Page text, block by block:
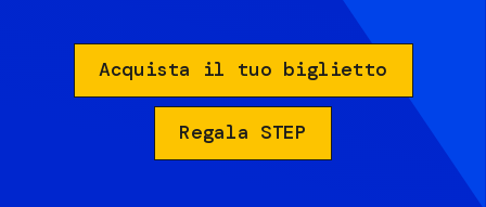
Acquista il tuo biglietto
Regala STEP